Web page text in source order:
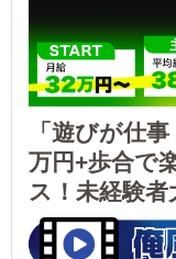
「遊びが仕
万円+歩合で
ス！未経験
スタッフ＆